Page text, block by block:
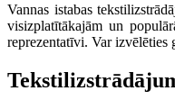
Vannas istabas
visizplatītākajām un
reprezentatīvi. Var izvēlēties